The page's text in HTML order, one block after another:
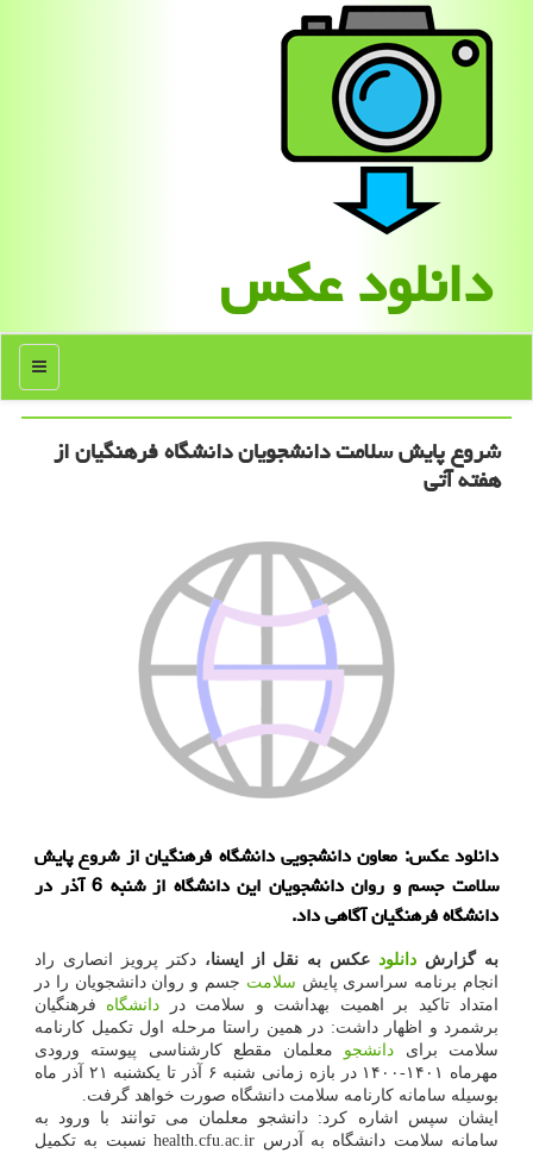
دانلود عكس
منو
شروع پایش سلامت دانشجویان دانشگاه فرهنگیان از
هفته آتی
دانلود عکس: معاون دانشجویی دانشگاه فرهنگیان از شروع پایش
سلامت جسم و روان دانشجویان این دانشگاه از شنبه 6 آذر در
دانشگاه فرهنگیان آگاهی داد.
به گزارش دانلودعکس به نقل از ایسنا،دکتر پرویز انصاری راد
انجام برنامه سراسری پایش سلامت جسم و روان دانشجویان را در
امتداد تاکید بر اهمیت بهداشت و سلامت در دانشگاه فرهنگیان
برشمرد و اظهار داشت: در همین راستا مرحله اول تکمیل کارنامه
سلامت برای دانشجو معلمان مقطع کارشناسی پیوسته ورودی
مهرماه ۱۴۰۱-۱۴۰۰ در بازه زمانی شنبه ۶ آذر تا یکشنبه ۲۱ آذر ماه
بوسیله سامانه کارنامه سلامت دانشگاه صورت خواهد گرفت.
ایشان سپس اشاره کرد: دانشجو معلمان می توانند با ورود به
سامانه سلامت دانشگاه به آدرس health.cfu.ac.ir نسبت به تکمیل